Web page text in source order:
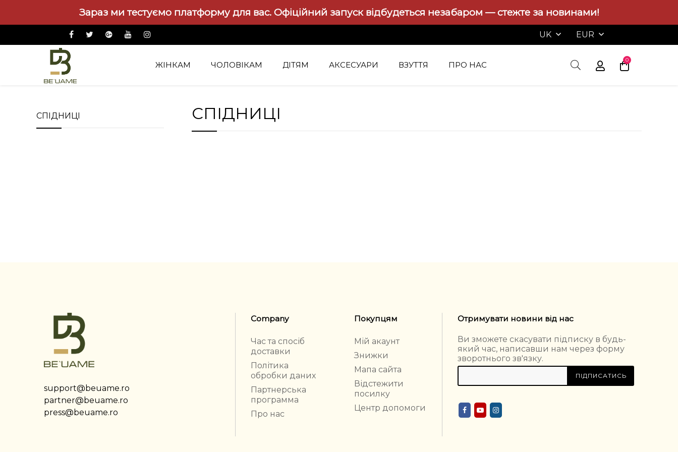
Зараз ми тестуємо платформу для вас. Офіційний запуск відбудеться незабаром — стежте за новинами!
UK EUR
ЖІНКАМ ЧОЛОВІКАМ ДІТЯМ АКСЕСУАРИ ВЗУТТЯ ПРО НАС
0
Дітям
СПІДНИЦІ СПІДНИЦІ
support@beuame.ro
partner@beuame.ro
press@beuame.ro
Company
Час та спосіб
доставки
Політика
обробки даних
Партнерська
программа
Про нас
Покупцям
Мій акаунт
Знижки
Мапа сайта
Відстежити
посилку
Центр допомоги
Отримувати новини від нас
Ви зможете скасувати підписку в будь-
який час, написавши нам через форму
зворотнього зв'язку.
ПІДПИСАТИСЬ